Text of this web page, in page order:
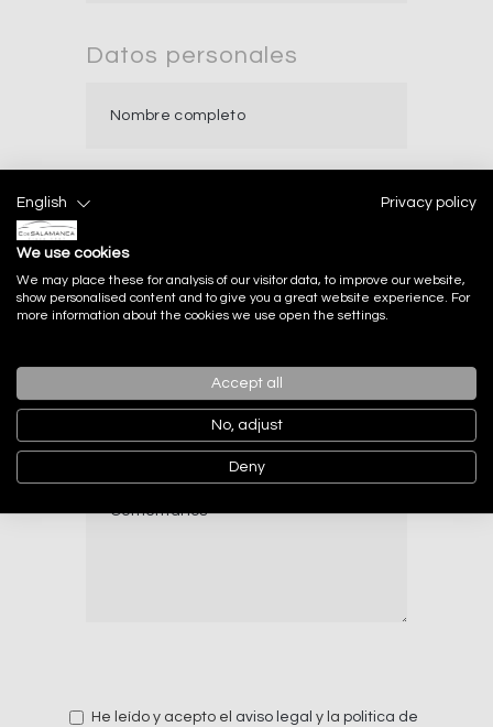
Datos personales
He leído y acepto el aviso legal y la politica de
English Privacy policy
We use cookies
We may place these for analysis of our visitor data, to improve our website,
show personalised content and to give you a great website experience. For
more information about the cookies we use open the settings.
Accept all
No, adjust
Deny